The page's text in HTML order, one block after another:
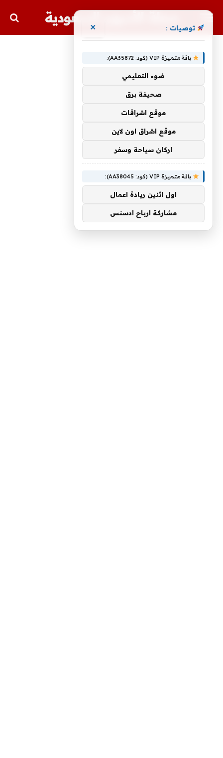
مجلة الأسهم السعودية
توصيات : ×
باقة متميزة VIP (كود: AA35872):
ضوء التعليمي
صحيفة برق
موقع اشراقات
موقع اشراق اون لاين
اركان سياحة وسفر
باقة متميزة VIP (كود: AA38045):
اول اثنين ريادة اعمال
مشاركة ارباح ادسنس